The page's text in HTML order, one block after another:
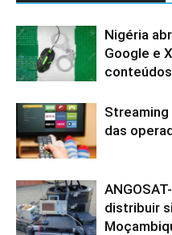
Nigéria
Google e
Streaming
das
distribuir